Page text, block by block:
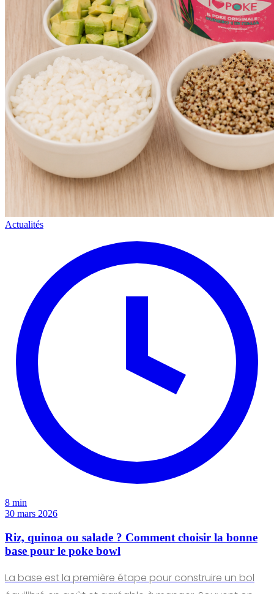
Actualités
8 min
30 mars 2026
Riz, quinoa ou salade ? Comment choisir la bonne
base pour le poke bowl
La base est la première étape pour construire un bol